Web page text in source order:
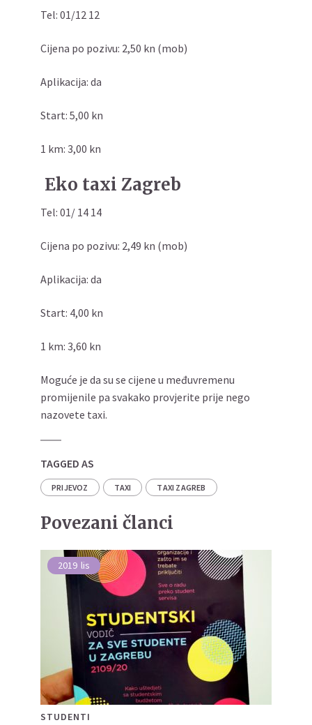
Tel: 01/12 12
Cijena po pozivu: 2,50 kn (mob)
Aplikacija: da
Start: 5,00 kn
1 km: 3,00 kn
Eko taxi Zagreb
Tel: 01/ 14 14
Cijena po pozivu: 2,49 kn (mob)
Aplikacija: da
Start: 4,00 kn
1 km: 3,60 kn
Moguće je da su se cijene u međuvremenu
promijenile pa svakako provjerite prije nego
nazovete taxi.
TAGGED AS
PRIJEVOZ TAXI TAXI ZAGREB
Povezani članci
2019 lis
STUDENTI